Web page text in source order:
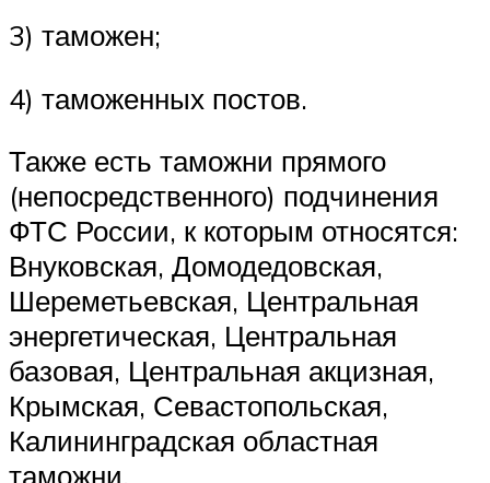
3) таможен;
4) таможенных постов.
Также есть таможни прямого
(непосредственного) подчинения
ФТС России, к которым относятся:
Внуковская, Домодедовская,
Шереметьевская, Центральная
энергетическая, Центральная
базовая, Центральная акцизная,
Крымская, Севастопольская,
Калининградская областная
таможни.